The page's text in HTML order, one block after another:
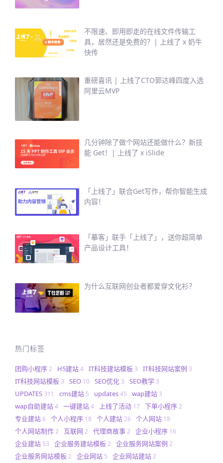
不限速、即用即走的在线文件传输工
具，居然还是免费的？| 上线了 x 奶牛
快传
重磅喜讯 | 上线了CTO郭达峰四度入选
阿里云MVP
几分钟除了做个网站还能做什么？新技
能 Get！| 上线了 x iSlide
「上线了」联合Get写作，帮你智能生成
内容！
「摹客」联手「上线了」，送你超简单
产品设计工具！
为什么互联网创业者都爱穿文化衫？
热门标签
团购小程序2 H5建站4 IT科技建站模板 3 IT科技网站案例 3
IT科技网站模板 3 SEO 10 SEO优化 3 SEO教学 3
UPDATES 311 cms建站 5 updates45 wap建站 3
wap自助建站4 一键建站4 上线了活动 17 下单小程序2
专业建站6 个人小程序 18 个人建站26 个人网站 18
个人网站制作2 互联网 2 代理商故事2 企业小程序 16
企业建站 53 企业服务建站模板 2 企业服务网站案例 2
企业服务网站模板 2 企业网站 5 企业网站建站2